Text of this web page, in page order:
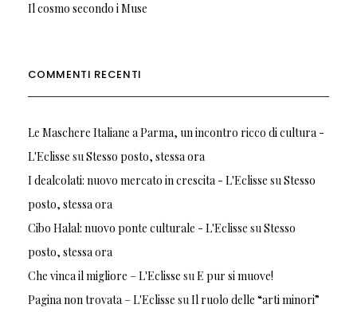
Il cosmo secondo i Muse
COMMENTI RECENTI
Le Maschere Italiane a Parma, un incontro ricco di cultura -
L'Eclisse suStesso posto, stessa ora
I dealcolati: nuovo mercato in crescita - L'Eclisse suStesso
posto, stessa ora
Cibo Halal: nuovo ponte culturale - L'Eclisse suStesso
posto, stessa ora
Che vinca il migliore – L'Eclisse suE pur si muove!
Pagina non trovata – L'Eclisse suIl ruolo delle “arti minori”